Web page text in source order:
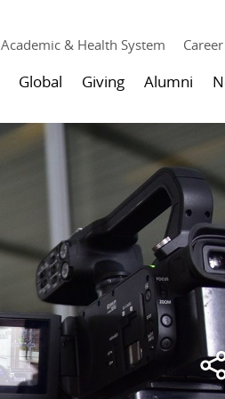
Academic & Health System Career
Global Giving Alumni